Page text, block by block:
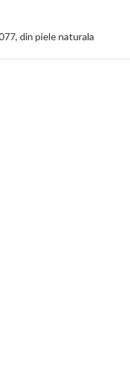
din piele naturala